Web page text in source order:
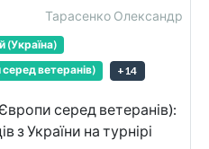
Тарасенко Олександр
(Україна)
ветеранів)
+14
серед ветеранів):
з України на турнірі